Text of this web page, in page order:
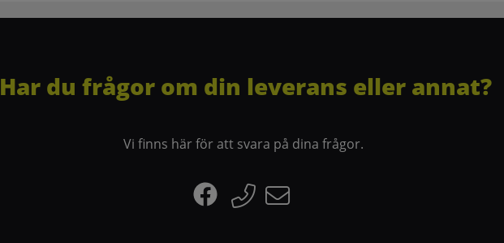
Har du frågor om din leverans eller annat?
Vi finns här för att svara på dina frågor.